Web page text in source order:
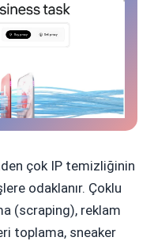
çok IP temizliğinin
odaklanır. Çoklu
(scraping), reklam
toplama, sneaker